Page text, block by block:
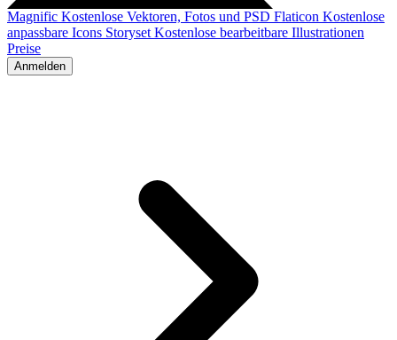
Magnific Kostenlose Vektoren, Fotos und PSD Flaticon Kostenlose
anpassbare Icons Storyset Kostenlose bearbeitbare Illustrationen
Preise
Anmelden